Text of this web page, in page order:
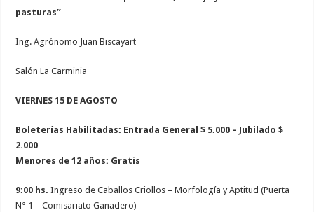
pasturas”
Ing. Agrónomo Juan Biscayart
Salón La Carminia
VIERNES 15 DE AGOSTO
Boleterías Habilitadas: Entrada General $ 5.000 – Jubilado $
2.000
Menores de 12 años: Gratis
9:00 hs. Ingreso de Caballos Criollos – Morfología y Aptitud (Puerta
N° 1 – Comisariato Ganadero)